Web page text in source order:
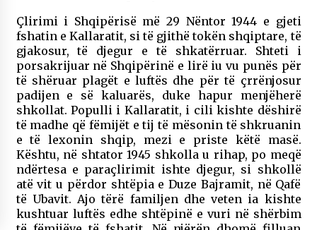
Çlirimi i Shqipërisë më 29 Nëntor 1944 e gjeti
fshatin e Kallaratit, si të gjithë tokën shqiptare, të
gjakosur, të djegur e të shkatërruar. Shteti i
porsakrijuar në Shqipërinë e lirë iu vu punës për
të shëruar plagët e luftës dhe për të çrrënjosur
padijen e së kaluarës, duke hapur menjëherë
shkollat. Populli i Kallaratit, i cili kishte dëshirë
të madhe që fëmijët e tij të mësonin të shkruanin
e të lexonin shqip, mezi e priste këtë masë.
Kështu, në shtator 1945 shkolla u rihap, po meqë
ndërtesa e paraçlirimit ishte djegur, si shkollë
atë vit u përdor shtëpia e Duze Bajramit, në Qafë
të Ubavit. Ajo tërë familjen dhe veten ia kishte
kushtuar luftës edhe shtëpinë e vuri në shërbim